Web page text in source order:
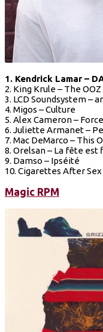
1. Kendrick Lamar –
2. King Krule – The OOZ
3. LCD Soundsystem –
4. Migos – Culture
5. Alex Cameron –
6. Juliette Armanet –
7. Mac DeMarco – This
8. Orelsan – La fête est
9. Damso – Ipséité
10. Cigarettes After
Magic RPM